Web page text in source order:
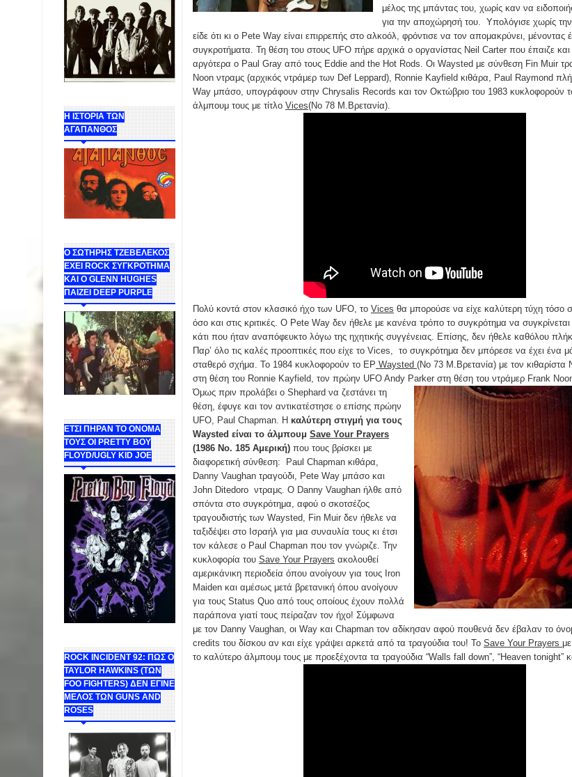
Η ΙΣΤΟΡΙΑ ΤΩΝ
ΑΓΑΠΑΝΘΟΣ
Ο ΣΩΤΗΡΗΣ ΤΖΕΒΕΛΕΚΟΣ
ΕΧΕΙ ROCK ΣΥΓΚΡΟΤΗΜΑ
ΚΑΙ Ο GLENN HUGHES
ΠΑΙΖΕΙ DEEP PURPLE
ΕΤΣΙ ΠΗΡΑΝ ΤΟ ΟΝΟΜΑ
ΤΟΥΣ ΟΙ PRETTY BOY
FLOYD/UGLY KID JOE
ROCK INCIDENT 92: ΠΩΣ Ο
TAYLOR HAWKINS (ΤΩΝ
FOO FIGHTERS) ΔΕΝ ΕΓΙΝΕ
ΜΕΛΟΣ ΤΩΝ GUNS AND
ROSES
μέλος της μπάντας του, χωρίς καν να
για την αποχώρησή του. Υπολόγισε χωρίς
είδε ότι κι ο Pete Way είναι επιρρεπής στο αλκοόλ, φρόντισε να τον απομακρύνει, μένοντας
συγκροτήματα. Τη θέση του στους UFO πήρε αρχικά ο οργανίστας Neil Carter που έπαιζε
αργότερα ο Paul Gray από τους Eddie and the Hot Rods. Οι Waysted με σύνθεση Fin Muir
Noon ντραμς (αρχικός ντράμερ των Def Leppard), Ronnie Kayfield κιθάρα, Paul Raymond
Way μπάσο, υπογράφουν στην Chrysalis Records και τον Οκτώβριο του 1983 κυκλοφορούν
άλμπουμ τους με τίτλο Vices(Νο 78 Μ.Βρετανία).
Πολύ κοντά στον κλασικό ήχο των UFO, το Vices θα μπορούσε να είχε καλύτερη τύχη τόσο
όσο και στις κριτικές. Ο Pete Way δεν ήθελε με κανένα τρόπο το συγκρότημα να συγκρίνεται
κάτι που ήταν αναπόφευκτο λόγω της ηχητικής συγγένειας. Επίσης, δεν ήθελε καθόλου
Παρ’ όλο τις καλές προοπτικές που είχε το Vices, το συγκρότημα δεν μπόρεσε να έχει ένα
σταθερό σχήμα. Το 1984 κυκλοφορούν το EP Waysted (No 73 Μ.Βρετανία) με τον κιθαρίστα
στη θέση του Ronnie Kayfield, τον πρώην UFO Andy Parker στη θέση του ντράμερ Frank
Όμως πριν προλάβει ο Shephard να ζεστάνει τη
θέση, έφυγε και τον αντικατέστησε ο επίσης πρώην
UFO, Paul Chapman. Η καλύτερη στιγμή για τους
Waysted είναι το άλμπουμ Save Your Prayers
(1986 No. 185 Αμερική) που τους βρίσκει με
διαφορετική σύνθεση: Paul Chapman κιθάρα,
Danny Vaughan τραγούδι, Pete Way μπάσο και
John Ditedoro ντραμς. Ο Danny Vaughan ήλθε από
σπόντα στο συγκρότημα, αφού ο σκοτσέζος
τραγουδιστής των Waysted, Fin Muir δεν ήθελε να
ταξιδέψει στο Ισραήλ για μια συναυλία τους κι έτσι
τον κάλεσε ο Paul Chapman που τον γνώριζε. Την
κυκλοφορία του Save Your Prayers ακολουθεί
αμερικάνικη περιοδεία όπου ανοίγουν για τους Iron
Maiden και αμέσως μετά βρετανική όπου ανοίγουν
για τους Status Quo από τους οποίους έχουν πολλά
παράπονα γιατί τους πείραζαν τον ήχο! Σύμφωνα
με τον Danny Vaughan, οι Way και Chapman τον αδίκησαν αφού πουθενά δεν έβαλαν το
credits του δίσκου αν και είχε γράψει αρκετά από τα τραγούδια του! Το Save Your Prayers
το καλύτερο άλμπουμ τους με προεξέχοντα τα τραγούδια “Walls fall down”, “Heaven tonight”